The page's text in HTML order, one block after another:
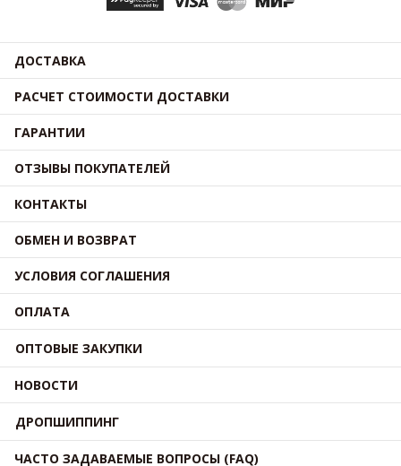
ДОСТАВКА
РАСЧЕТ СТОИМОСТИ ДОСТАВКИ
ГАРАНТИИ
ОТЗЫВЫ ПОКУПАТЕЛЕЙ
КОНТАКТЫ
ОБМЕН И ВОЗВРАТ
УСЛОВИЯ СОГЛАШЕНИЯ
ОПЛАТА
ОПТОВЫЕ ЗАКУПКИ
НОВОСТИ
ДРОПШИППИНГ
ЧАСТО ЗАДАВАЕМЫЕ ВОПРОСЫ (FAQ)